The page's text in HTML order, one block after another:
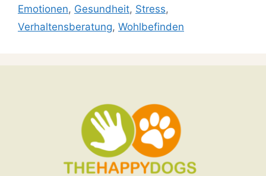
Emotionen, Gesundheit, Stress,
Verhaltensberatung, Wohlbefinden